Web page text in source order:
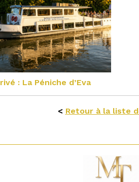
: La Péniche d’Eva
< Retour à la liste